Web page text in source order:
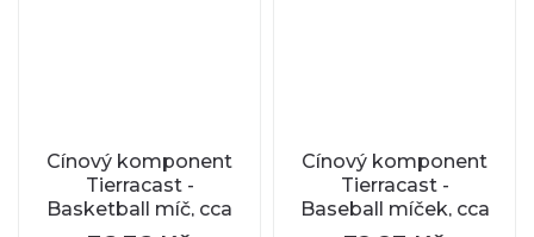
Cínový komponent
Tierracast -
Basketball míč, cca
Cínový komponent
Tierracast -
Baseball míček, cca